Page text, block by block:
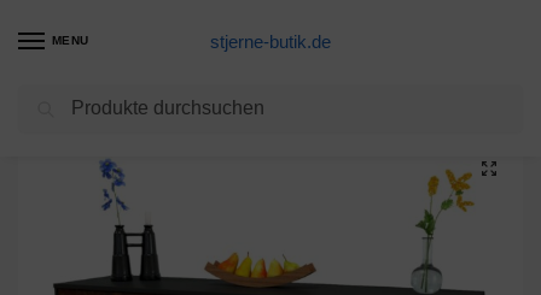
MENU stjerne-butik.de
Unkategorisiert / Lowboard Ameline, Rost (136x49x35cm)